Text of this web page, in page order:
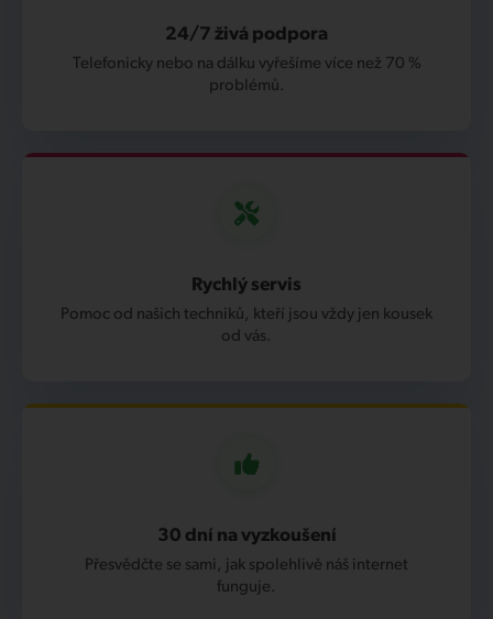
24/7 živá podpora
Telefonicky nebo na dálku vyřešíme více než 70 %
problémů.
Rychlý servis
Pomoc od našich techniků, kteří jsou vždy jen kousek
od vás.
30 dní na vyzkoušení
Přesvědčte se sami, jak spolehlivě náš internet
funguje.